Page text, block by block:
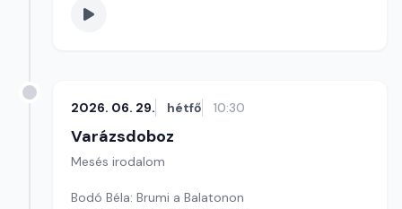
2026. 06. 29. hétfő 10:30
Varázsdoboz
Mesés irodalom
Bodó Béla: Brumi a Balatonon